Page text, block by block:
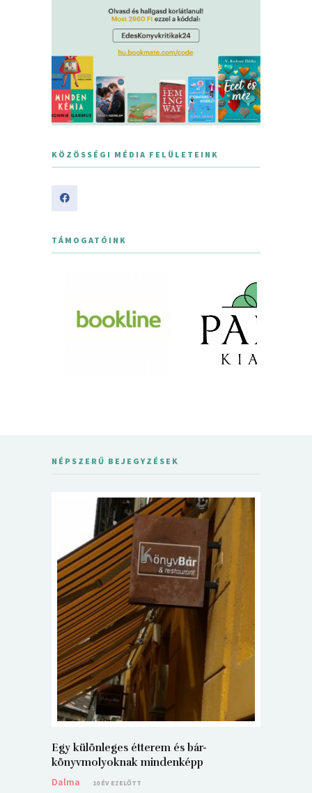
KÖZÖSSÉGI MÉDIA FELÜLETEINK
TÁMOGATÓINK
NÉPSZERŰ BEJEGYZÉSEK
Egy különleges étterem és bár-
könyvmolyoknak mindenképp
Dalma
10 ÉV EZELŐTT